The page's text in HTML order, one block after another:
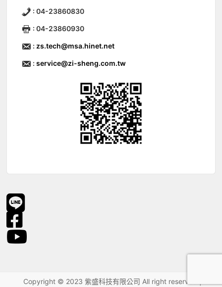
: 04-23860830
: 04-23860930
: zs.tech@msa.hinet.net
:service@zi-sheng.com.tw
Copyright © 2023 紫盛科技有限公司 All right reserved.